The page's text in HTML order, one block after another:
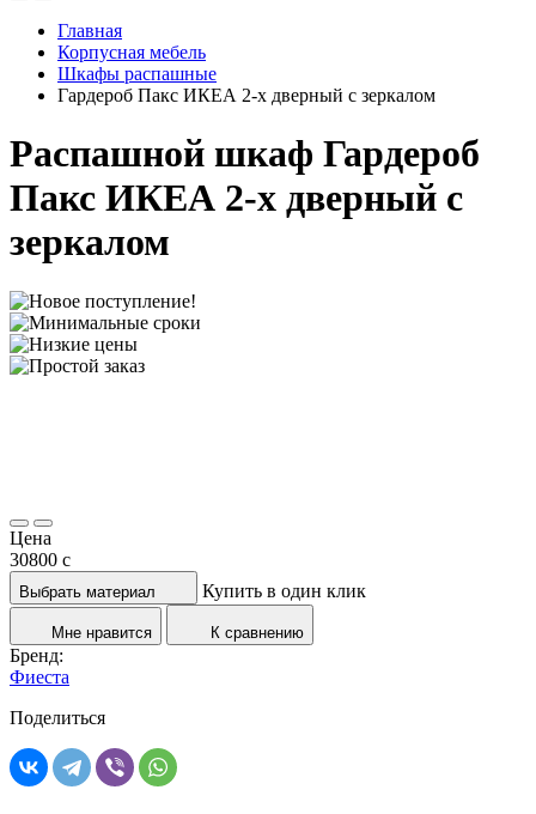
Главная
Корпусная мебель
Шкафы распашные
Гардероб Пакс ИКЕА 2-х дверный c зеркалом
Распашной шкаф Гардероб
Пакс ИКЕА 2-х дверный c
зеркалом
Цена
30800 c
Выбрать материал Купить в один клик
Мне нравится К сравнению
Бренд:
Фиеста
Поделиться